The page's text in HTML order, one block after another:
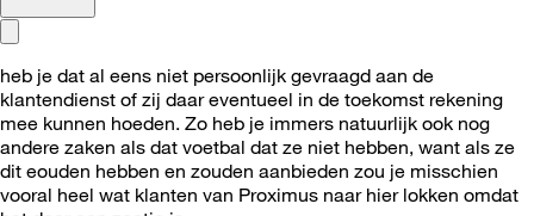
heb je dat al eens niet persoonlijk gevraagd aan de
klantendienst of zij daar eventueel in de toekomst rekening
mee kunnen hoeden. Zo heb je immers natuurlijk ook nog
andere zaken als dat voetbal dat ze niet hebben, want als ze
dit eouden hebben en zouden aanbieden zou je misschien
vooral heel wat klanten van Proximus naar hier lokken omdat